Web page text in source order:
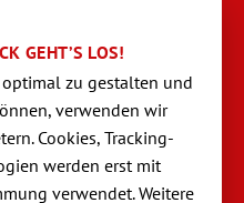
GEHT’S LOS!
optimal zu gestalten und
verwen­den wir
Cookies, Tracking-
werden erst mit
verwendet. Weitere